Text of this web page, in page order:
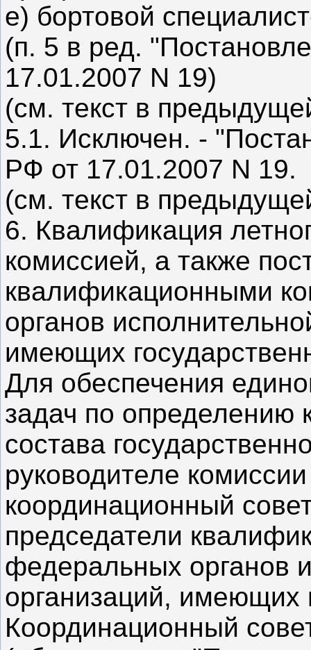
е) бортовой
(п. 5 в ред.
17.01.2007 N 19)
(см. текст в
5.1. Исключен. -
РФ от 17.01.2007 N 19.
(см. текст в
6. Квалификация
комиссией, а также
квалификационными
органов
имеющих
Для обеспечения
задач по определению
состава
руководителе
координационный
председатели
федеральных органов
организаций, имеющих
Координационный